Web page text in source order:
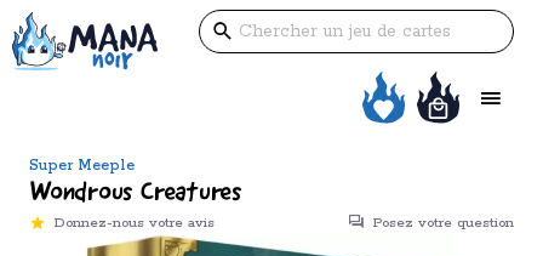
Super Meeple
Wondrous Creatures
Donnez-nous votre avis Posez votre question